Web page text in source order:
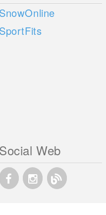
SnowOnline
SportFits
Social Web